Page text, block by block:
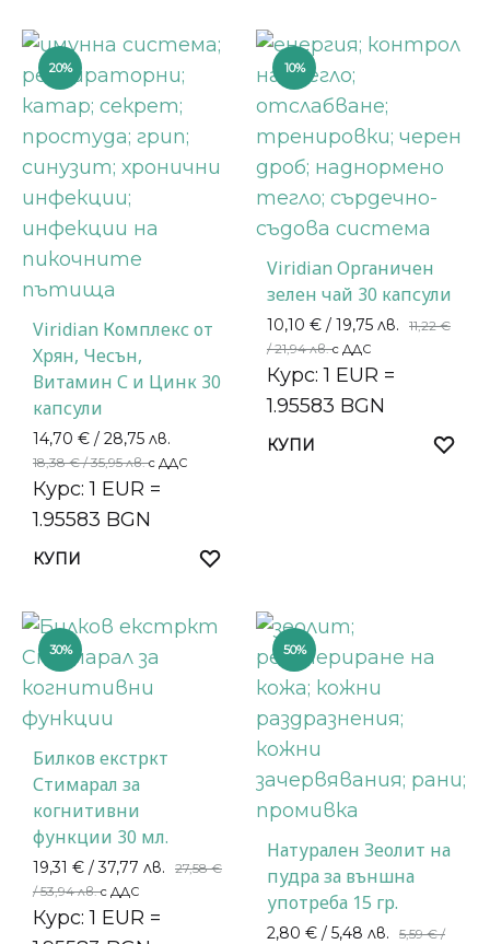
20%
Viridian Комплекс от
Хрян, Чесън,
Витамин С и Цинк 30
капсули
14,70 € / 28,75 лв.
18,38€/ 35,95 лв.с ДДС
Курс: 1 EUR =
1.95583 BGN
КУПИ
10%
Viridian Органичен
зелен чай 30 капсули
10,10 € / 19,75 лв. 11,22€
/ 21,94 лв.с ДДС
Курс: 1 EUR =
1.95583 BGN
КУПИ
30%
Билков екстркт
Стимарал за
когнитивни
функции 30 мл.
19,31 € / 37,77 лв. 27,58€
/ 53,94 лв.с ДДС
Курс: 1 EUR =
50%
Натурален Зеолит на
пудра за външна
употреба 15 гр.
2,80 € / 5,48 лв. 5,59€/